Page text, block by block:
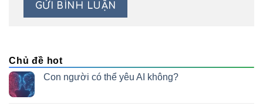
Chủ đề hot
Con người có thể yêu AI không?